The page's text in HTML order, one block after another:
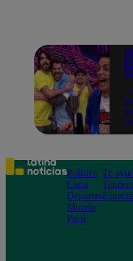
Política
Lima
Deportes
Mundo
Perú
Te